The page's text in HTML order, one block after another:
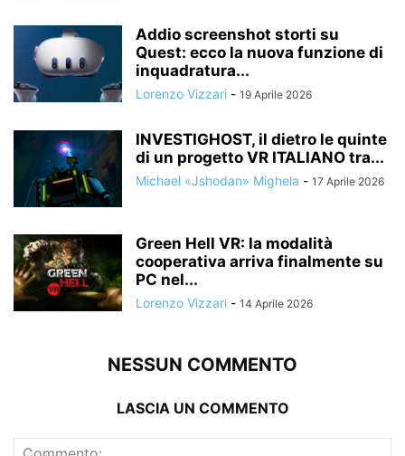
Addio screenshot storti su
Quest: ecco la nuova funzione di
inquadratura...
Lorenzo Vizzari - 19 Aprile 2026
INVESTIGHOST, il dietro le quinte
di un progetto VR ITALIANO tra...
Michael «Jshodan» Mighela - 17 Aprile 2026
Green Hell VR: la modalità
cooperativa arriva finalmente su
PC nel...
Lorenzo Vizzari - 14 Aprile 2026
NESSUN COMMENTO
LASCIA UN COMMENTO